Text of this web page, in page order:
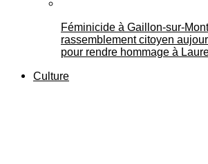
Féminicide à
rassemblement citoyen
pour rendre hommage à
Culture